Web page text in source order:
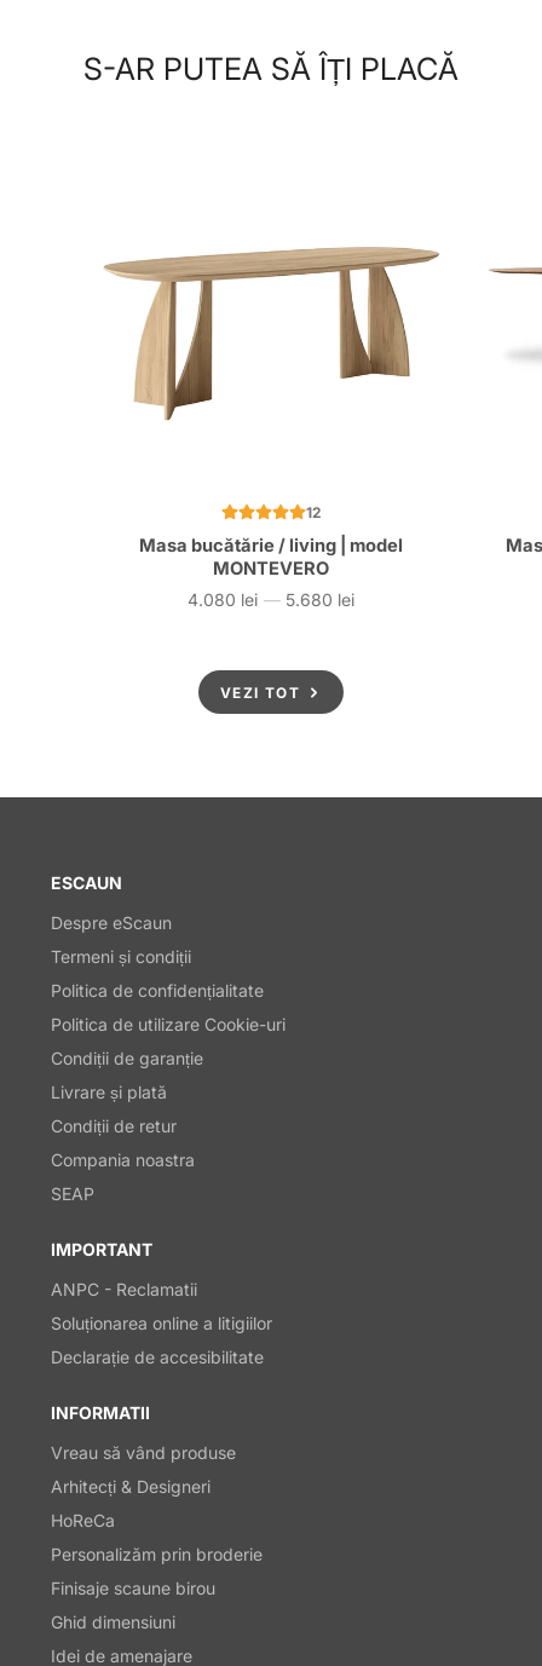
S-AR PUTEA SĂ ÎȚI PLACĂ
12
Masa bucătărie / living | model
MONTEVERO
Preț
4.080 lei — 5.680 lei
VEZI TOT
ESCAUN
Despre eScaun
Termeni și condiții
Politica de confidențialitate
Politica de utilizare Cookie-uri
Condiții de garanție
Livrare și plată
Condiții de retur
Compania noastra
SEAP
IMPORTANT
ANPC - Reclamatii
Soluționarea online a litigiilor
Declarație de accesibilitate
INFORMATII
Vreau să vând produse
Arhitecți & Designeri
HoReCa
Personalizăm prin broderie
Finisaje scaune birou
Ghid dimensiuni
Idei de amenajare